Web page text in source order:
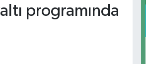
programında